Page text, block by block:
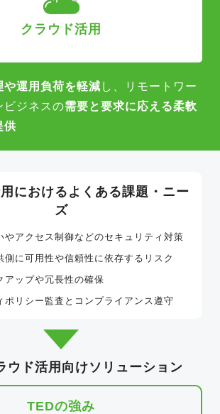
クラウド活用
や運用負荷を軽減 し、リモートワー
ビジネスの需要と要求に応える柔軟
供
におけるよくある課題・ニー
ズ
やアクセス制御などのセキュリティ対策
側に可用性や信頼性に依存するリスク
アップや冗長性の確保
ポリシー監査と コンプライアンス遵守
ウド活用向けソリューション
TEDの強み